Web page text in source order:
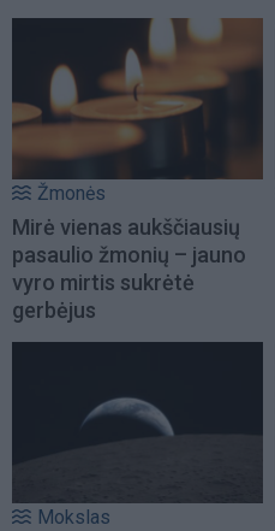
Žmonės
Mirė vienas aukščiausių
pasaulio žmonių – jauno
vyro mirtis sukrėtė
gerbėjus
Mokslas